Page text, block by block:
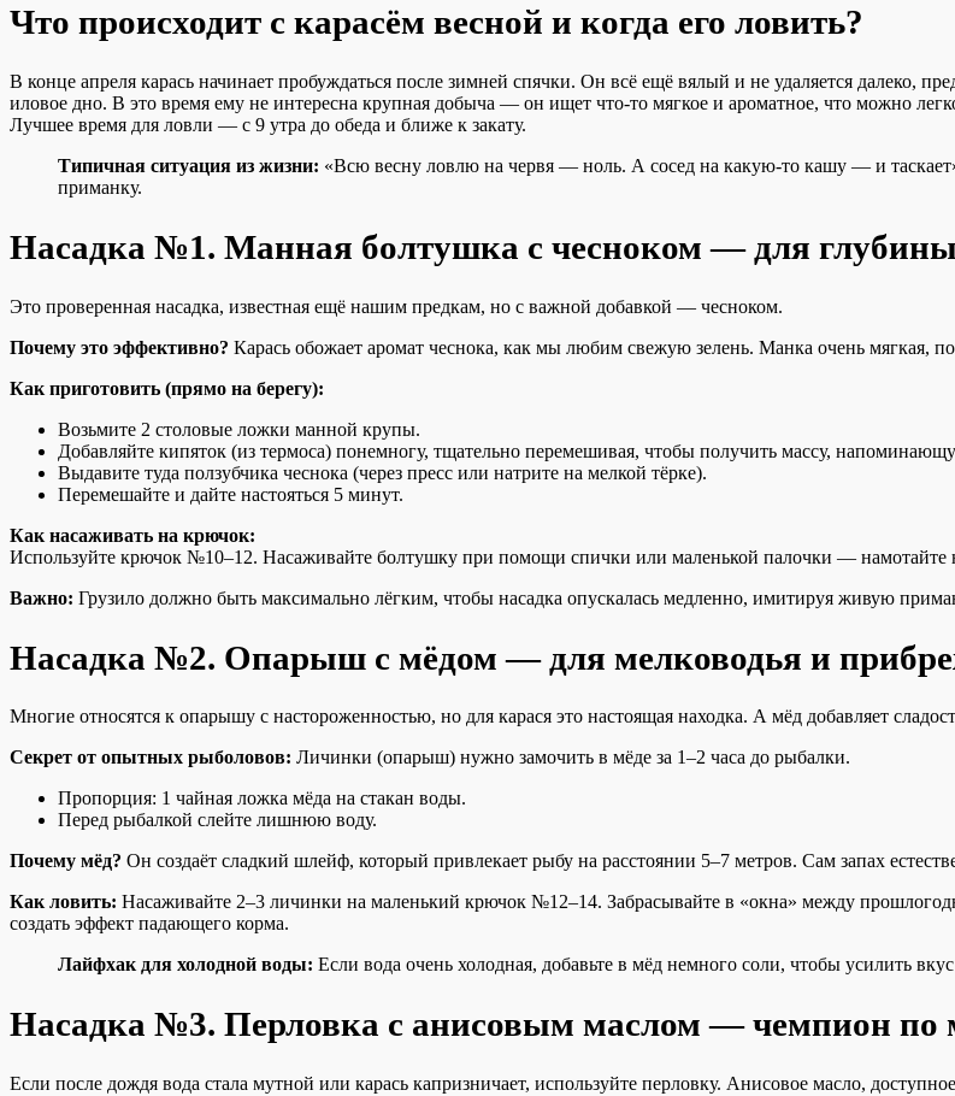
Что происходит с карасём весной и когда его ловить?
В конце апреля карась начинает пробуждаться после зимней спячки. Он всё ещё вялый и не удаляется далеко,
иловое дно. В это время ему не интересна крупная добыча — он ищет что-то мягкое и ароматное, что можно
Лучшее время для ловли — с 9 утра до обеда и ближе к закату.
Типичная ситуация из жизни: «Всю весну ловлю на червя — ноль. А сосед на какую-то кашу — и
приманку.
Насадка №1. Манная болтушка с чесноком — для глубины
Это проверенная насадка, известная ещё нашим предкам, но с важной добавкой — чесноком.
Почему это эффективно? Карась обожает аромат чеснока, как мы любим свежую зелень. Манка очень мягкая,
Как приготовить (прямо на берегу):
Возьмите 2 столовые ложки манной крупы.
Добавляйте кипяток (из термоса) понемногу, тщательно перемешивая, чтобы получить массу,
Выдавите туда ползубчика чеснока (через пресс или натрите на мелкой тёрке).
Перемешайте и дайте настояться 5 минут.
Как насаживать на крючок:
Используйте крючок №10–12. Насаживайте болтушку при помощи спички или маленькой палочки — намотайте
Важно: Грузило должно быть максимально лёгким, чтобы насадка опускалась медленно, имитируя живую
Насадка №2. Опарыш с мёдом — для мелководья и
Многие относятся к опарышу с настороженностью, но для карася это настоящая находка. А мёд добавляет
Секрет от опытных рыболовов: Личинки (опарыш) нужно замочить в мёде за 1–2 часа до рыбалки.
Пропорция: 1 чайная ложка мёда на стакан воды.
Перед рыбалкой слейте лишнюю воду.
Почему мёд? Он создаёт сладкий шлейф, который привлекает рыбу на расстоянии 5–7 метров. Сам запах
Как ловить: Насаживайте 2–3 личинки на маленький крючок №12–14. Забрасывайте в «окна» между
создать эффект падающего корма.
Лайфхак для холодной воды: Если вода очень холодная, добавьте в мёд немного соли, чтобы усилить
Насадка №3. Перловка с анисовым маслом — чемпион по
Если после дождя вода стала мутной или карась капризничает, используйте перловку. Анисовое масло,